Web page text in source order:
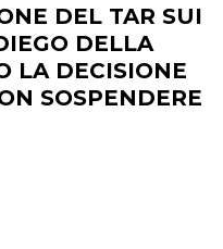
DEL TAR SUI
DELLA
LA DECISIONE
SOSPENDERE